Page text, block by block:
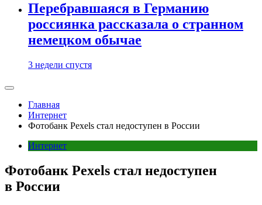
Перебравшаяся в Германию
россиянка рассказала о странном
немецком обычае
3 недели спустя
Главная
Интернет
Фотобанк Pexels стал недоступен в России
Интернет
Фотобанк Pexels стал недоступен
в России